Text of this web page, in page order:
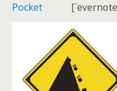
Pocket